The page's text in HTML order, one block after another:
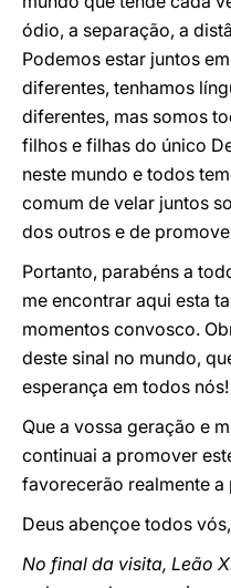
ódio, a separação, a
Podemos estar juntos
diferentes, tenhamos
diferentes, mas somos
filhos e filhas do único
neste mundo e todos
comum de velar juntos
dos outros e de
Portanto, parabéns a
me encontrar aqui esta
momentos convosco.
deste sinal no mundo,
esperança em todos nós!
Que a vossa geração e
continuai a promover
favorecerão realmente
Deus abençoe todos
No final da visita, Leão